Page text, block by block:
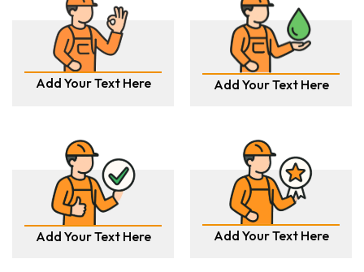
Add Your Text Here Add Your Text Here
Add Your Text Here Add Your Text Here